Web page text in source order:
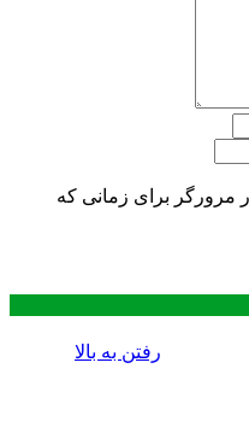
مرورگر برای زمانی که
رفتن به بالا